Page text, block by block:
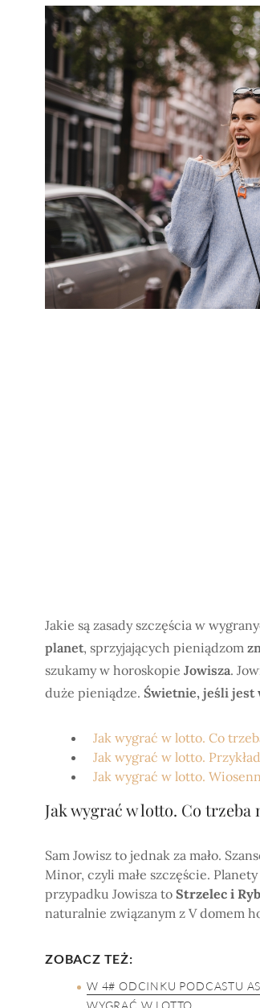
mają charakter rozrywkowy, refleksyjny
Nie stanowią profesjonalnej porady
medycznej ani finansowej.
Jakie są zasady szczęścia w
planet, sprzyjających pieniądzom
szukamy w horoskopie Jowisza.
duże pieniądze. Świetnie, jeśli jest
Jak wygrać w lotto. Co
Jak wygrać w lotto.
Jak wygrać w lotto.
Jakwygrać w lotto. Co trzeba
Sam Jowisz to jednak za mało.
Minor, czyli małe szczęście.
przypadku Jowisza to Strzelec i
naturalnie związanym z V domem
ZOBACZ TEŻ:
W 4# ODCINKU PODCASTU
WYGRAĆ W LOTTO